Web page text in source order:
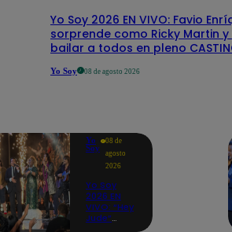
Yo Soy 2026 EN VIVO: Favio
sorprende como Ricky Martin
bailar a todos en pleno
Yo Soy 08 de agosto 2026
Yo
Soy
08 de
agosto
2026
Yo Soy
2026 EN
VIVO: “Hey
Jude”